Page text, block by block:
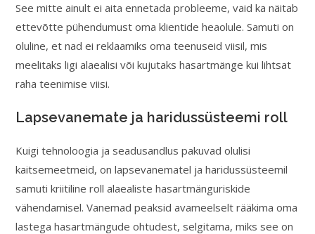
See mitte ainult ei aita ennetada probleeme, vaid ka näitab
ettevõtte pühendumust oma klientide heaolule. Samuti on
oluline, et nad ei reklaamiks oma teenuseid viisil, mis
meelitaks ligi alaealisi või kujutaks hasartmänge kui lihtsat
raha teenimise viisi.
Lapsevanemate ja haridussüsteemi roll
Kuigi tehnoloogia ja seadusandlus pakuvad olulisi
kaitsemeetmeid, on lapsevanematel ja haridussüsteemil
samuti kriitiline roll alaealiste hasartmänguriskide
vähendamisel. Vanemad peaksid avameelselt rääkima oma
lastega hasartmängude ohtudest, selgitama, miks see on